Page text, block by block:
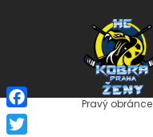
Pravý obránce
Facebook